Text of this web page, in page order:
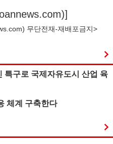
)]
) 무단전재-재배포금지>
특구로 국제자유도시 산업 육
체계 구축한다